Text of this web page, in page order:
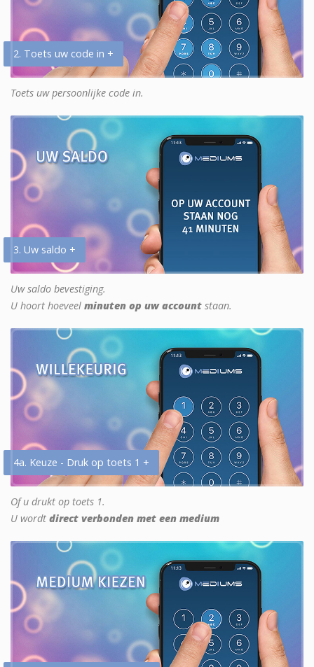
2. Toets uw code in +
Toets uw persoonlijke code in.
3. Uw saldo +
Uw saldo bevestiging.
U hoort hoeveel minuten op uw account staan.
4a. Keuze - Druk op toets 1 +
Of u drukt op toets 1.
U wordt direct verbonden met een medium